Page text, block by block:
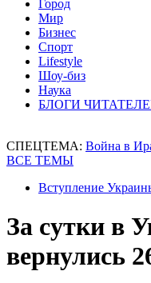
Город
Мир
Бизнес
Спорт
Lifestyle
Шоу-биз
Наука
БЛОГИ
СПЕЦТЕМА: Война в
ВСЕ ТЕМЫ
Вступление
За сутки в
вернулись